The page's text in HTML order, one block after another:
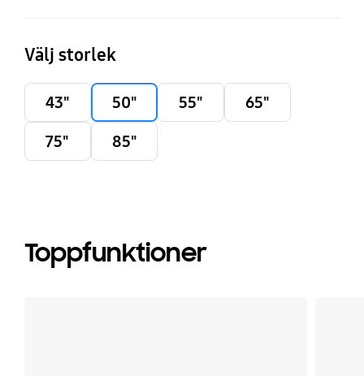
Välj storlek
43" 50" 55"
65"
75"
85"
Toppfunktioner